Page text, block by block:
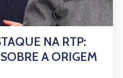
NA RTP:
A ORIGEM